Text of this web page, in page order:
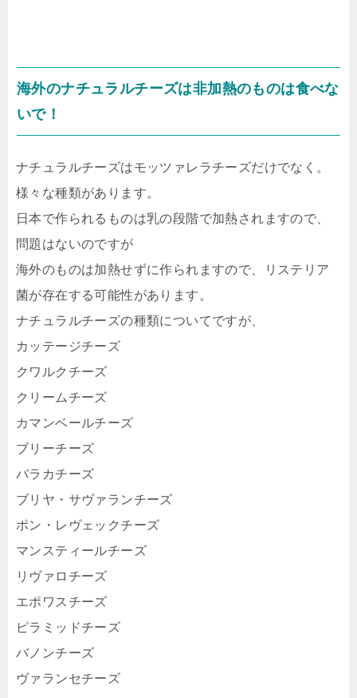
海外のナチュラルチーズは非加熱のものは食べな
いで！
ナチュラルチーズはモッツァレラチーズだけでなく。
様々な種類があります。
日本で作られるものは乳の段階で加熱されますので、
問題はないのですが
海外のものは加熱せずに作られますので、リステリア
菌が存在する可能性があります。
ナチュラルチーズの種類についてですが、
カッテージチーズ
クワルクチーズ
クリームチーズ
カマンベールチーズ
ブリーチーズ
バラカチーズ
ブリヤ・サヴァランチーズ
ポン・レヴェックチーズ
マンスティールチーズ
リヴァロチーズ
エポワスチーズ
ピラミッドチーズ
バノンチーズ
ヴァランセチーズ